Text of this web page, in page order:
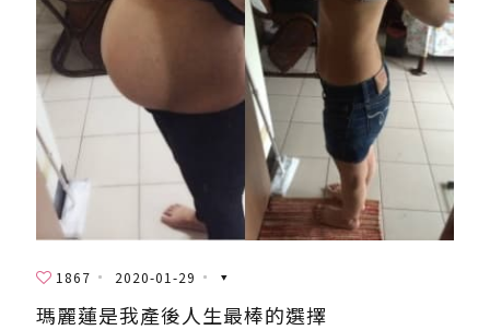
1867 2020-01-29
瑪麗蓮是我產後人生最棒的選擇